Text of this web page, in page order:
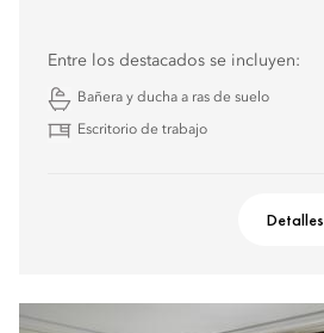
Entre los destacados se incluyen:
Bañera y ducha a ras de suelo
Escritorio de trabajo
Detalles